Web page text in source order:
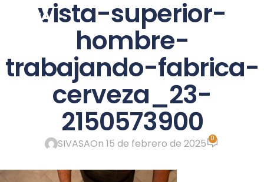
vista-superior-
hombre-
trabajando-fabrica-
cerveza_23-
2150573900
SIVASAOn 15 de febrero de 2025 0